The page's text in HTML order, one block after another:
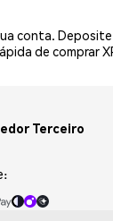
conta.
de comprar
Terceiro